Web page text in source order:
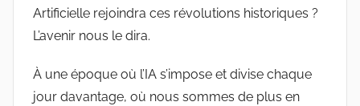
Artificielle rejoindra ces révolutions historiques ?
L’avenir nous le dira.
À une époque où l’IA s’impose et divise chaque
jour davantage, où nous sommes de plus en